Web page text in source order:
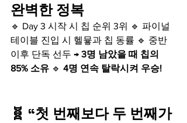
완벽한 정복
🔹 Day 3 시작 시 칩 순위 3위 🔹 파이널
테이블 진입 시 헬뮿과 칩 동률 🔹 중반
이후 단독 선두 → 3명 남았을 때 칩의
85% 소유 🔹 4명 연속 탈락시켜 우승!
🧬 “첫 번째보다 두 번째가